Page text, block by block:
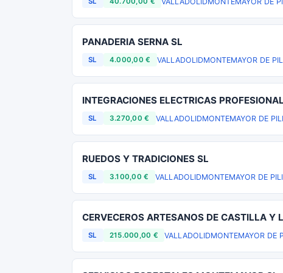
PANADERIA SERNA SL
SL 4.000,00 € VALLADOLIDMONTEMAYOR DE
INTEGRACIONES ELECTRICAS
SL 3.270,00 € VALLADOLIDMONTEMAYOR DE
RUEDOS Y TRADICIONES SL
SL 3.100,00 € VALLADOLIDMONTEMAYOR DE
CERVECEROS ARTESANOS DE CASTILLA Y
SL 215.000,00 € VALLADOLIDMONTEMAYOR DE